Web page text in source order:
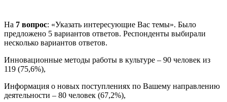
На 7 вопрос: «Указать интересующие Вас темы». Было
предложено 5 вариантов ответов. Респонденты выбирали
несколько вариантов ответов.
Инновационные методы работы в культуре – 90 человек из
119 (75,6%),
Информация о новых поступлениях по Вашему направлению
деятельности – 80 человек (67,2%),